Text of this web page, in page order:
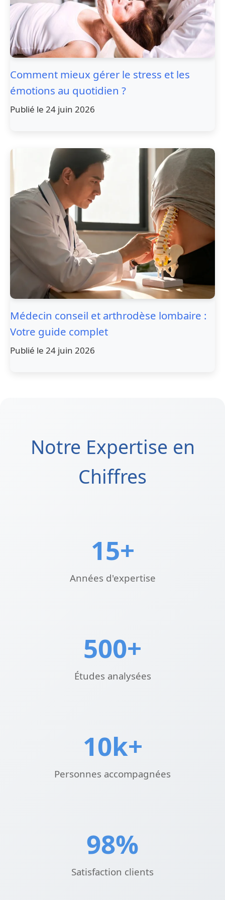
Comment mieux gérer le stress et les
émotions au quotidien ?
Publié le 24 juin 2026
Médecin conseil et arthrodèse lombaire :
Votre guide complet
Publié le 24 juin 2026
Notre Expertise en
Chiffres
15+
Années d'expertise
500+
Études analysées
10k+
Personnes accompagnées
98%
Satisfaction clients